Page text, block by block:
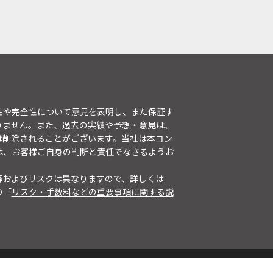
完全性について意見を表明し、また保証す
せん。また、過去の実績や予想・意見は、
除されることがございます。当社は本コン
お客様ご自身の判断と責任でなさるようお
よびリスクは異なりますので、詳しくは
「リスク・手数料などの重要事項に関する説